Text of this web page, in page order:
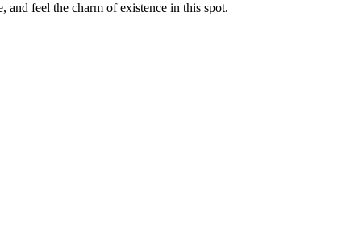
feel the charm of existence in this spot.